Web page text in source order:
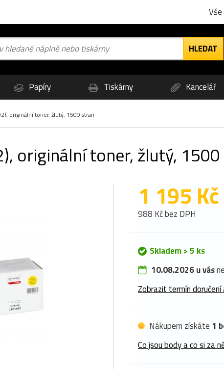
Papíry Tiskárny Kancelář
originální toner, žlutý, 1500 stran
originální toner, žlutý,
1 195 Kč
988 Kč bez DPH
Skladem > 5 ks
10.08.2026 u vás
Zobrazit termín
Nákupem získáte 1
Co jsou body a co si za